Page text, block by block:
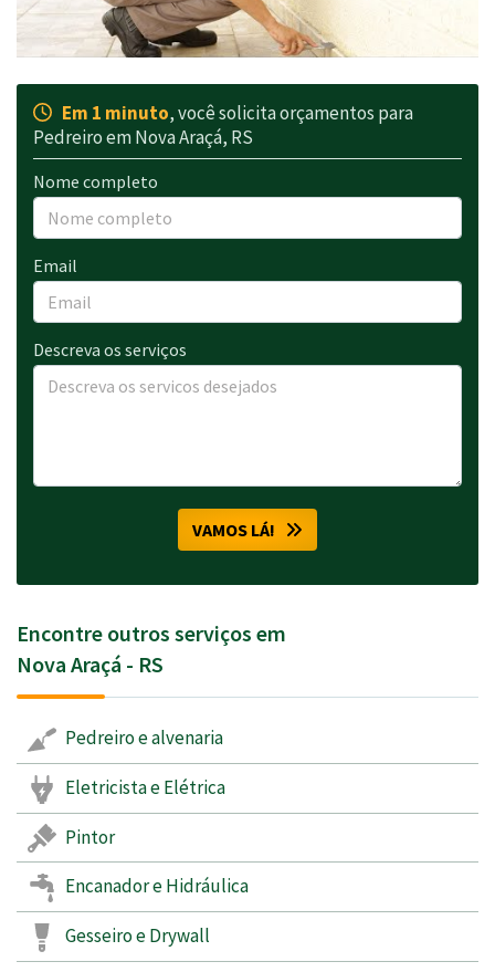
Em 1 minuto, você solicita orçamentos para
Pedreiro em Nova Araçá, RS
Nome completo
Email
Descreva os serviços
VAMOS LÁ!
Encontre outros serviços em
Nova Araçá - RS
Pedreiro e alvenaria
Eletricista e Elétrica
Pintor
Encanador e Hidráulica
Gesseiro e Drywall